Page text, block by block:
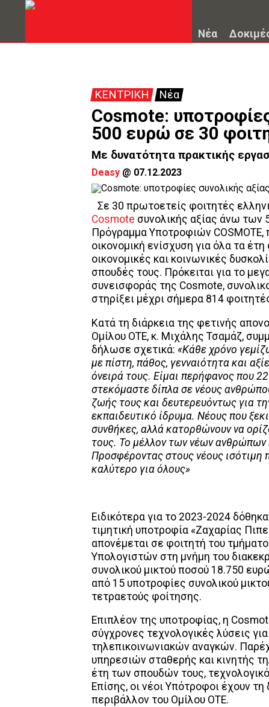
Νέα
ΚΕΝΤΡΙΚΗ Νέα
Cosmote:
500 ευρώ σε 30
Με δυνατότητα πρακτικής
Deasy @ 07.12.2023
Σε 30 πρωτοετείς φοιτητές
Cosmote συνολικής αξίας άνω των
Πρόγραμμα Υποτροφιών COSMOTE,
οικονομική ενίσχυση για όλα τα
οικονομικές και κοινωνικές
σπουδές τους. Πρόκειται για το
συνεισφοράς της Cosmote,
στηρίξει μέχρι σήμερα 814
Κατά τη διάρκεια της φετινής
Ομίλου ΟΤΕ, κ. Μιχάλης Τσαμάζ,
δήλωσε σχετικά: «Κάθε χρόνο
με πίστη, πάθος, γενναιότητα και
όνειρά τους. Είμαι περήφανος που
στεκόμαστε δίπλα σε νέους
ζωής τους και δευτερευόντως για
εκπαιδευτικό ίδρυμα. Νέους που
συνθήκες, αλλά κατορθώνουν να
τους. Το μέλλον των νέων ανθρώπων
Προσφέροντας στους νέους
καλύτερο για όλους»
Ειδικότερα για το 2023-2024
τιμητική υποτροφία «Ζαχαρίας
απονέμεται σε φοιτητή του
Υπολογιστών στη μνήμη του
συνολικού μικτού ποσού 18.750
από 15 υποτροφίες συνολικού
τετραετούς φοίτησης.
Επιπλέον της υποτροφίας, η
σύγχρονες τεχνολογικές λύσεις
τηλεπικοινωνιακών αναγκών.
υπηρεσιών σταθερής και κινητής
έτη των σπουδών τους,
Επίσης, οι νέοι Υπότροφοι έχουν
περιβάλλον του Ομίλου ΟΤΕ.